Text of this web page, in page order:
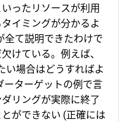
ったリソースが利用
イミングが分かるよ
全て説明できたわけで
けている。例えば、
い場合はどうすればよ
ーターゲットの例で言
リングが実際に終了
ができない (正確には